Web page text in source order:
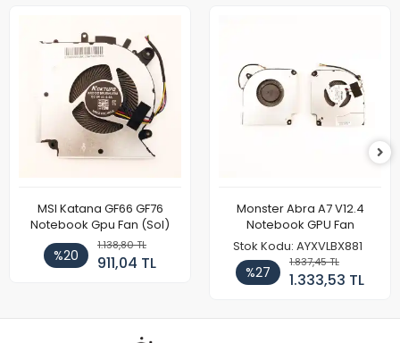
MSI Katana GF66 GF76
Notebook Gpu Fan (Sol)
%20
1.138,80 TL
911,04 TL
Monster Abra A7 V12.4
Notebook GPU Fan
Stok Kodu: AYXVLBX881
%27
1.837,45 TL
1.333,53 TL